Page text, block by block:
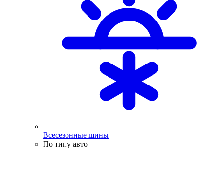
Всесезонные шины
По типу авто